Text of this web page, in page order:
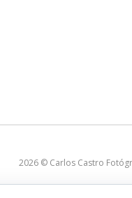
2026 © Carlos Castro